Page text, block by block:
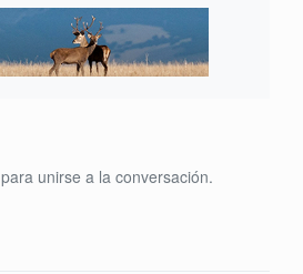
para unirse a la conversación.